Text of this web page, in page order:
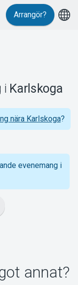
Arrangör?
i Karlskoga
nära Karlskoga?
evenemang i
annat?